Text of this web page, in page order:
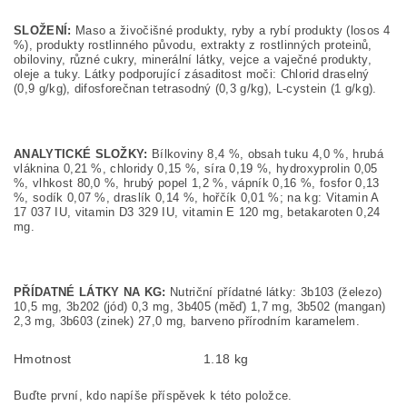
SLOŽENÍ: Maso a živočišné produkty, ryby a rybí produkty (losos 4
%), produkty rostlinného původu, extrakty z rostlinných proteinů,
obiloviny, různé cukry, minerální látky, vejce a vaječné produkty,
oleje a tuky. Látky podporující zásaditost moči: Chlorid draselný
(0,9 g/kg), difosforečnan tetrasodný (0,3 g/kg), L-cystein (1 g/kg).
ANALYTICKÉ SLOŽKY: Bílkoviny 8,4 %, obsah tuku 4,0 %, hrubá
vláknina 0,21 %, chloridy 0,15 %, síra 0,19 %, hydroxyprolin 0,05
%, vlhkost 80,0 %, hrubý popel 1,2 %, vápník 0,16 %, fosfor 0,13
%, sodík 0,07 %, draslík 0,14 %, hořčík 0,01 %; na kg: Vitamin A
17 037 IU, vitamin D3 329 IU, vitamin E 120 mg, betakaroten 0,24
mg.
PŘÍDATNÉ LÁTKY NA KG: Nutriční přídatné látky: 3b103 (železo)
10,5 mg, 3b202 (jód) 0,3 mg, 3b405 (měď) 1,7 mg, 3b502 (mangan)
2,3 mg, 3b603 (zinek) 27,0 mg, barveno přírodním karamelem.
Hmotnost 1.18 kg
Buďte první, kdo napíše příspěvek k této položce.